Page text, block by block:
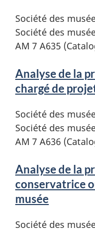
Société des
Société des
AM 7 A635
Analyse de la
chargé de
Société des
Société des
AM 7 A636
Analyse de la
conservatrice
musée
Société des